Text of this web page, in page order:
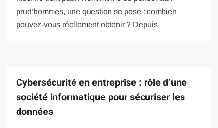
prud’hommes, une question se pose : combien
pouvez-vous réellement obtenir ? Depuis
Cybersécurité en entreprise : rôle d’une
société informatique pour sécuriser les
données